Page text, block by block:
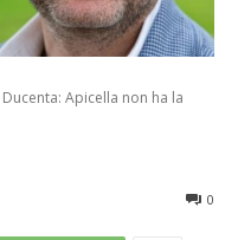
Apicella non ha la
0